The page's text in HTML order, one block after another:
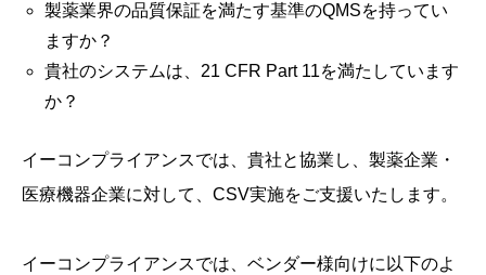
製薬業界の品質保証を満たす基準のQMSを持ってい
ますか？
貴社のシステムは、21 CFR Part 11を満たしています
か？
イーコンプライアンスでは、貴社と協業し、製薬企業・
医療機器企業に対して、CSV実施をご支援いたします。
イーコンプライアンスでは、ベンダー様向けに以下のよ